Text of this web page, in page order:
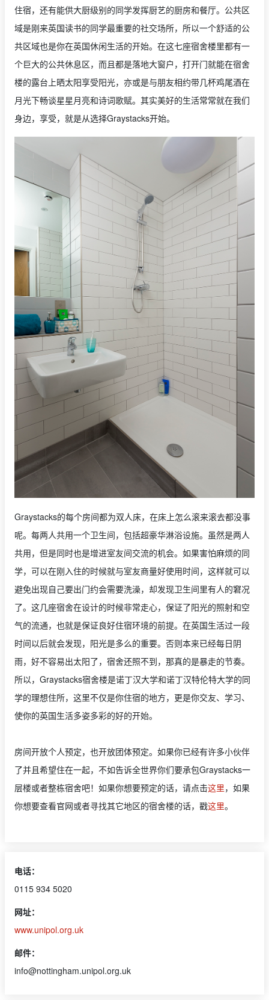
住宿，还有能供大厨级别的同学发挥厨艺的厨房和餐厅。公共区
域是刚来英国读书的同学最重要的社交场所，所以一个舒适的公
共区域也是你在英国休闲生活的开始。在这七座宿舍楼里都有一
个巨大的公共休息区，而且都是落地大窗户，打开门就能在宿舍
楼的露台上晒太阳享受阳光，亦或是与朋友相约带几杯鸡尾酒在
月光下畅谈星星月亮和诗词歌赋。其实美好的生活常常就在我们
身边，享受，就是从选择Graystacks开始。
Graystacks的每个房间都为双人床，在床上怎么滚来滚去都没事
呢。每两人共用一个卫生间，包括超豪华淋浴设施。虽然是两人
共用，但是同时也是增进室友间交流的机会。如果害怕麻烦的同
学，可以在刚入住的时候就与室友商量好使用时间，这样就可以
避免出现自己要出门约会需要洗澡，却发现卫生间里有人的窘况
了。这几座宿舍在设计的时候非常走心，保证了阳光的照射和空
气的流通，也就是保证良好住宿环境的前提。在英国生活过一段
时间以后就会发现，阳光是多么的重要。否则本来已经每日阴
雨，好不容易出太阳了，宿舍还照不到，那真的是暴走的节奏。
所以，Graystacks宿舍楼是诺丁汉大学和诺丁汉特伦特大学的同
学的理想住所，这里不仅是你住宿的地方，更是你交友、学习、
使你的英国生活多姿多彩的好的开始。
房间开放个人预定，也开放团体预定。如果你已经有许多小伙伴
了并且希望住在一起，不如告诉全世界你们要承包Graystacks一
层楼或者整栋宿舍吧！如果你想要预定的话，请点击这里，如果
你想要查看官网或者寻找其它地区的宿舍楼的话，戳这里。
电话：
0115 934 5020
网址：
www.unipol.org.uk
邮件：
info@nottingham.unipol.org.uk